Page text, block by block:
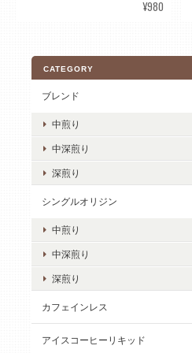
¥980
CATEGORY
ブレンド
中煎り
中深煎り
深煎り
シングルオリジン
中煎り
中深煎り
深煎り
カフェインレス
アイスコーヒーリキッド